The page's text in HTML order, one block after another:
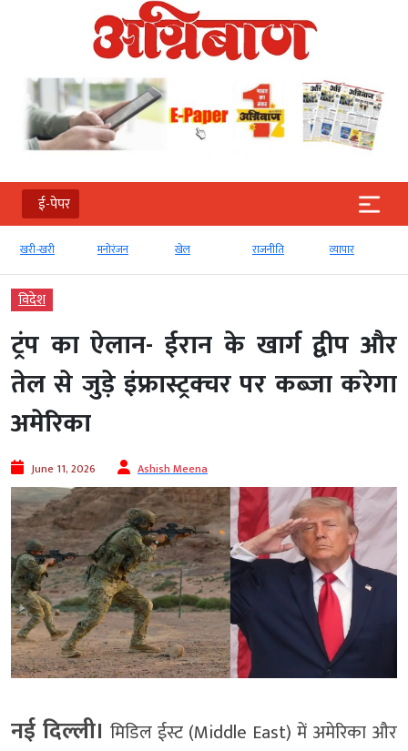
ई-पेपर
खरी-खरी मनोरंजन खेल राजनीति व्‍यापार
विदेश
ट्रंप का ऐलान- ईरान के खार्ग द्वीप और
तेल से जुड़े इंफ्रास्ट्रक्चर पर कब्जा करेगा
अमेरिका
June 11, 2026 Ashish Meena
नई दिल्ली। मिडिल ईस्ट (Middle East) में अमेरिका और